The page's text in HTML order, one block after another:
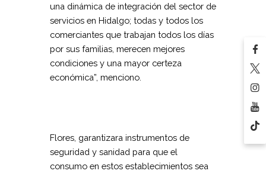
una dinámica de integración del sector de
servicios en Hidalgo; todas y todos los
comerciantes que trabajan todos los días
por sus familias, merecen mejores
condiciones y una mayor certeza
económica”, menciono.
Flores, garantizara instrumentos de
seguridad y sanidad para que el
consumo en estos establecimientos sea